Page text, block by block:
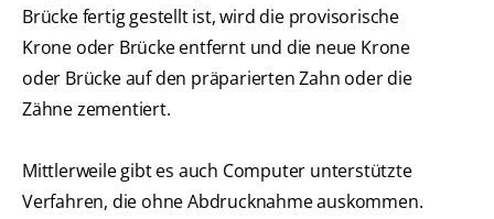
Brücke fertig gestellt ist, wird die provisorische
Krone oder Brücke entfernt und die neue Krone
oder Brücke auf den präparierten Zahn oder die
Zähne zementiert.
Mittlerweile gibt es auch Computer unterstützte
Verfahren, die ohne Abdrucknahme auskommen.